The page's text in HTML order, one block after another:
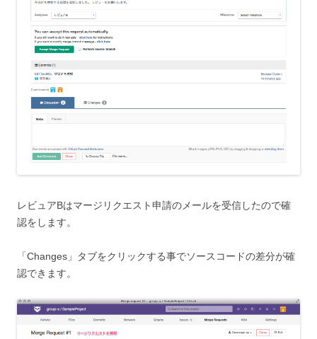
レビュアBはマージリクエスト申請のメールを受信したので確
認をします。
「Changes」タブをクリックする事でソースコードの差分が確
認できます。